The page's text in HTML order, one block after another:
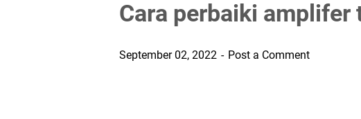
Cara perbaiki amplifer
September 02, 2022 Post a Comment